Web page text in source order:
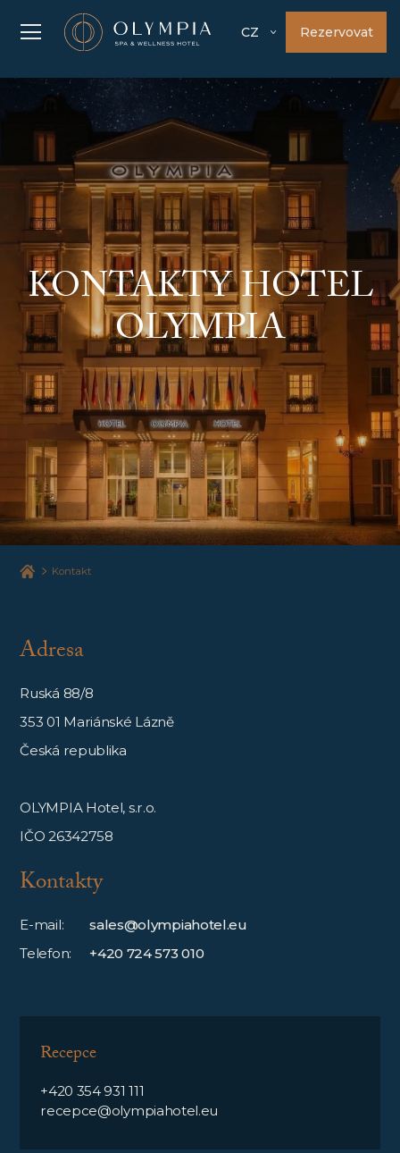
CZ Rezervovat
KONTAKTY HOTEL
OLYMPIA
Kontakt
Adresa
Ruská 88/8
353 01 Mariánské Lázně
Česká republika
OLYMPIA Hotel, s.r.o.
IČO 26342758
Kontakty
E-mail:
sales@olympiahotel.eu
Telefon:
+420 724 573 010
Recepce
+420 354 931 111
recepce@olympiahotel.eu